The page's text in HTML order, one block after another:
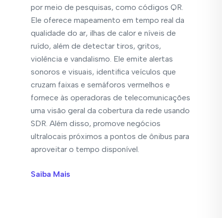
por meio de pesquisas, como códigos QR.
Ele oferece mapeamento em tempo real da
qualidade do ar, ilhas de calor e níveis de
ruído, além de detectar tiros, gritos,
violência e vandalismo. Ele emite alertas
sonoros e visuais, identifica veículos que
cruzam faixas e semáforos vermelhos e
fornece às operadoras de telecomunicações
uma visão geral da cobertura da rede usando
SDR. Além disso, promove negócios
ultralocais próximos a pontos de ônibus para
aproveitar o tempo disponível.
Saiba Mais